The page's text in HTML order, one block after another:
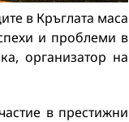
в Кръглата маса
и проблеми в
организатор на
в престижни